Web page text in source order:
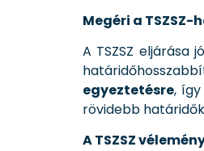
Megéri a TSZSZ-
A TSZSZ eljárása
egyeztetésre,
rövidebb
A TSZSZ